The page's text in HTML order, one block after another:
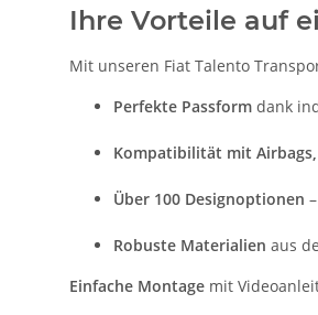
Ihre Vorteile auf
Mit unseren Fiat Talento
Perfekte Passform dank
Kompatibilität mit
Über 100 Designoptionen
Robuste Materialien aus
Einfache Montage mit